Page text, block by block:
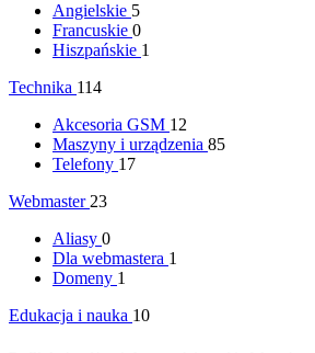
Angielskie 5
Francuskie 0
Hiszpańskie 1
Technika 114
Akcesoria GSM 12
Maszyny i urządzenia 85
Telefony 17
Webmaster 23
Aliasy 0
Dla webmastera 1
Domeny 1
Edukacja i nauka 10